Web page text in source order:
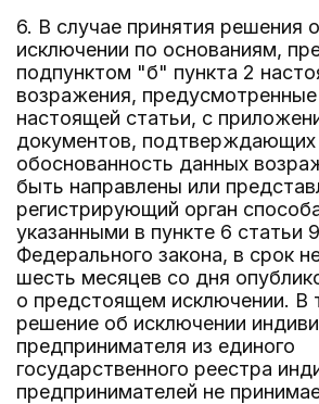
6. В случае принятия решения
исключении по основаниям,
подпунктом "б" пункта 2
возражения,
настоящей статьи, с
документов, подтверждающих
обоснованность данных
быть направлены или
регистрирующий орган
указанными в пункте 6 статьи
Федерального закона, в срок
шесть месяцев со дня
о предстоящем исключении. В
решение об исключении
предпринимателя из единого
государственного реестра
предпринимателей не